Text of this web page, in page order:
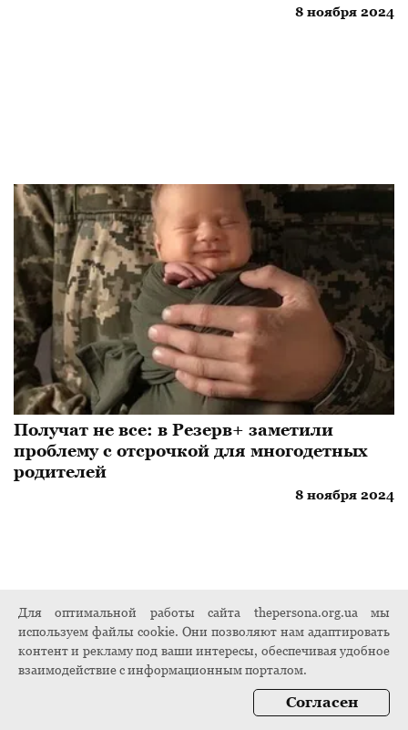
8 ноября 2024
Получат не все: в Резерв+ заметили
проблему с отсрочкой для многодетных
родителей
8 ноября 2024
Для оптимальной работы сайта thepersona.org.ua мы
используем файлы cookie. Они позволяют нам адаптировать
контент и рекламу под ваши интересы, обеспечивая удобное
взаимодействие с информационным порталом.
Согласен